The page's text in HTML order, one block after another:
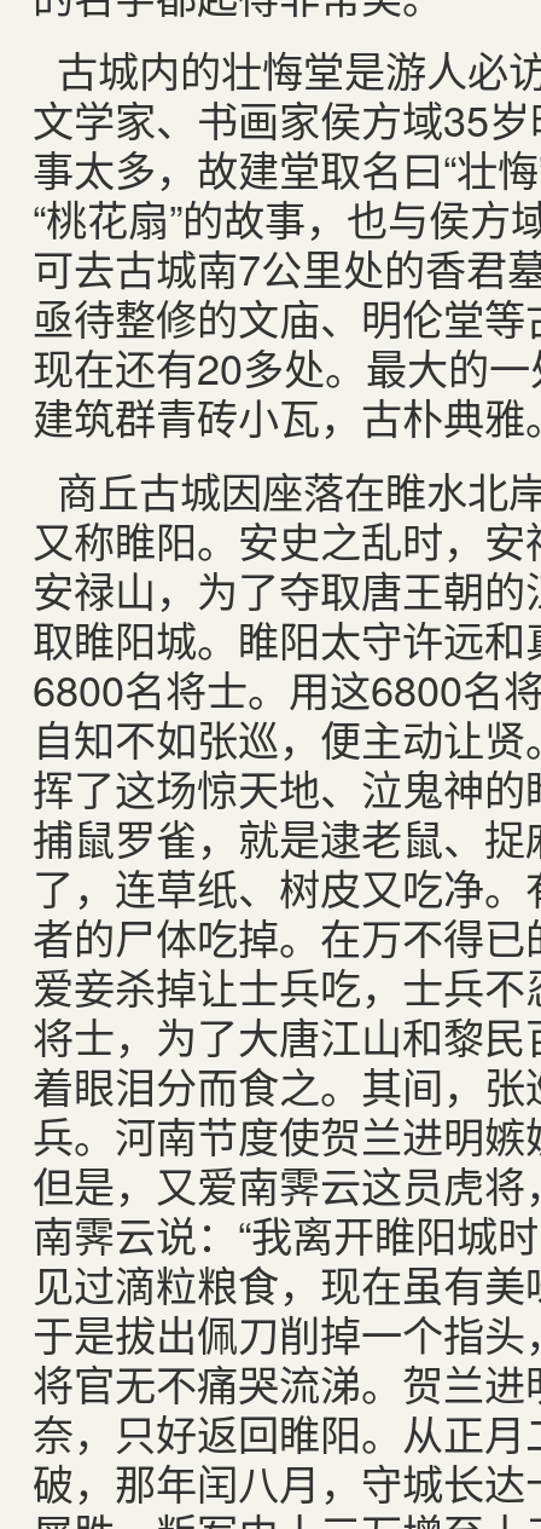
古城内的壮悔堂是游人必
文学家、书画家侯方域35
事太多，故建堂取名曰“壮
“桃花扇”的故事，也与侯
可去古城南7公里处的香君
亟待整修的文庙、明伦堂
现在还有20多处。最大的
建筑群青砖小瓦，古朴典雅
商丘古城因座落在睢水北
又称睢阳。安史之乱时，
安禄山，为了夺取唐王朝
取睢阳城。睢阳太守许远
6800名将士。用这6800名
自知不如张巡，便主动让
挥了这场惊天地、泣鬼神
捕鼠罗雀，就是逮老鼠、
了，连草纸、树皮又吃净
者的尸体吃掉。在万不得
爱妾杀掉让士兵吃，士兵
将士，为了大唐江山和黎
着眼泪分而食之。其间，
兵。河南节度使贺兰进明
但是，又爱南霁云这员虎
南霁云说：“我离开睢阳城
见过滴粒粮食，现在虽有
于是拔出佩刀削掉一个指头
将官无不痛哭流涕。贺兰
奈，只好返回睢阳。从正
破，那年闰八月，守城长